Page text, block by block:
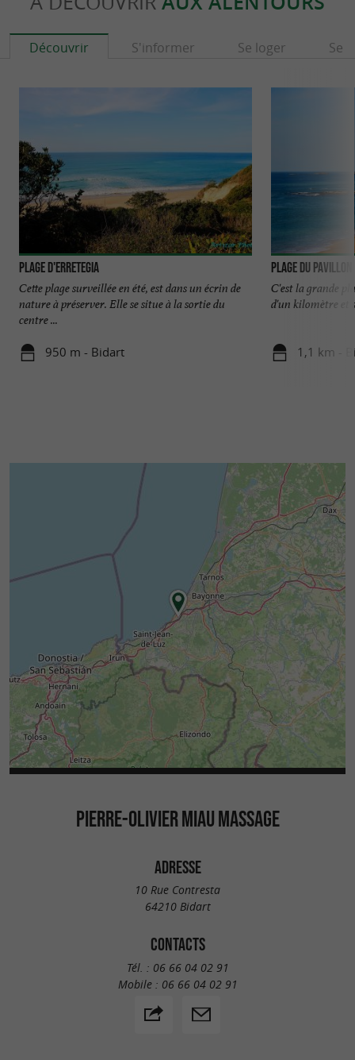
Découvrir S'informer Se loger Se
Plage d'Erretegia
Cette plage surveillée en été, est dans un écrin de
nature à préserver. Elle se situe à la sortie du
centre ...
950 m - Bidart
Plage du Pavillon
C'est la grande
d'un kilomètre et
1,1 km -
PIERRE-OLIVIER MIAU MASSAGE
ADRESSE
10 Rue Contresta
64210 Bidart
CONTACTS
Tél. : 06 66 04 02 91
Mobile : 06 66 04 02 91